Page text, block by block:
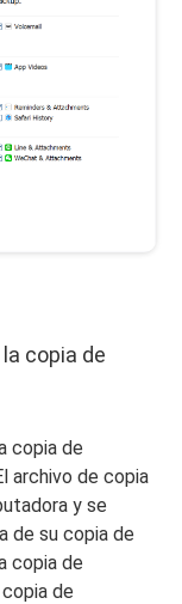
copia de
copia de
archivo de copia
y se
de su copia de
copia de
de